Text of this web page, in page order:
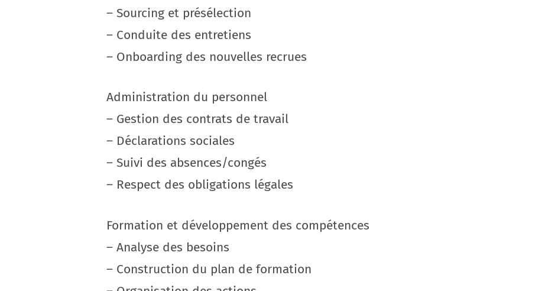
– Sourcing et présélection
– Conduite des entretiens
– Onboarding des nouvelles recrues
Administration du personnel
– Gestion des contrats de travail
– Déclarations sociales
– Suivi des absences/congés
– Respect des obligations légales
Formation et développement des compétences
– Analyse des besoins
– Construction du plan de formation